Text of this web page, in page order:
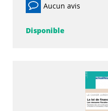
Aucun avis
Disponible